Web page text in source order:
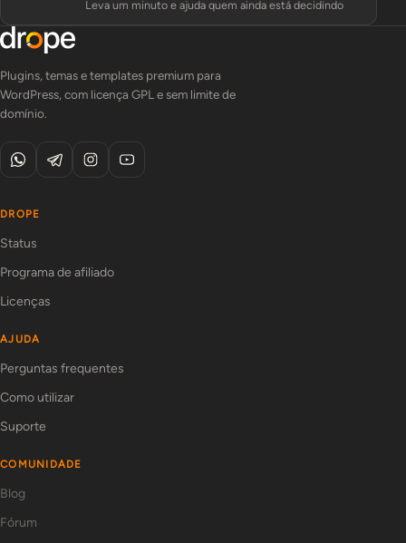
Leva um minuto e ajuda quem ainda está decidindo
Plugins, temas e templates premium para
WordPress, com licença GPL e sem limite de
domínio.
DROPE
Status
Programa de afiliado
Licenças
AJUDA
Perguntas frequentes
Como utilizar
Suporte
COMUNIDADE
Blog
Fórum